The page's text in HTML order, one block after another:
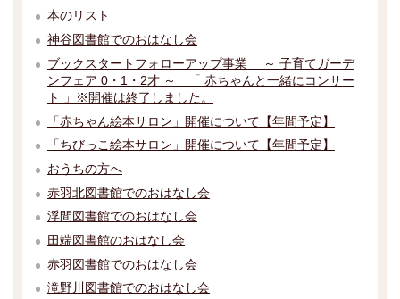
本のリスト
神谷図書館でのおはなし会
ブックスタートフォローアップ事業 ～ 子育てガーデ
ンフェア 0・1・2才 ～ 「 赤ちゃんと一緒にコンサー
ト 」※開催は終了しました。
「赤ちゃん絵本サロン」開催について【年間予定】
「ちびっこ絵本サロン」開催について【年間予定】
おうちの方へ
赤羽北図書館でのおはなし会
浮間図書館でのおはなし会
田端図書館のおはなし会
赤羽図書館でのおはなし会
滝野川図書館でのおはなし会